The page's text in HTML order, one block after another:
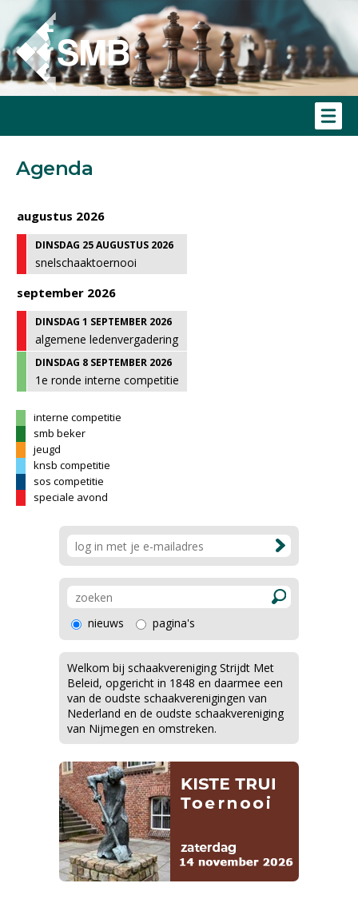
Agenda
augustus 2026
DINSDAG 25 AUGUSTUS 2026
snelschaaktoernooi
september 2026
DINSDAG 1 SEPTEMBER 2026
algemene ledenvergadering
DINSDAG 8 SEPTEMBER 2026
1e ronde interne competitie
interne competitie
smb beker
jeugd
knsb competitie
sos competitie
speciale avond
nieuws pagina's
Welkom bij schaakvereniging Strijdt Met
Beleid, opgericht in 1848 en daarmee een
van de oudste schaakverenigingen van
Nederland en de oudste schaakvereniging
van Nijmegen en omstreken.